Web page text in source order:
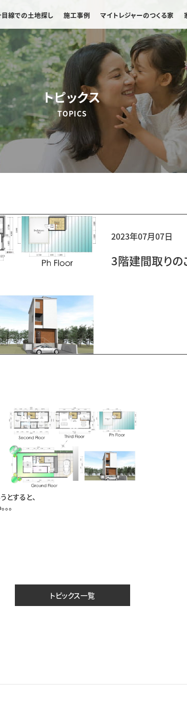
線での土地探し 施工事例 マイトレジャーのつくる家
トピックス
TOPICS
2023年07月07日
3階建間取りの
すると、
。
トピックス一覧